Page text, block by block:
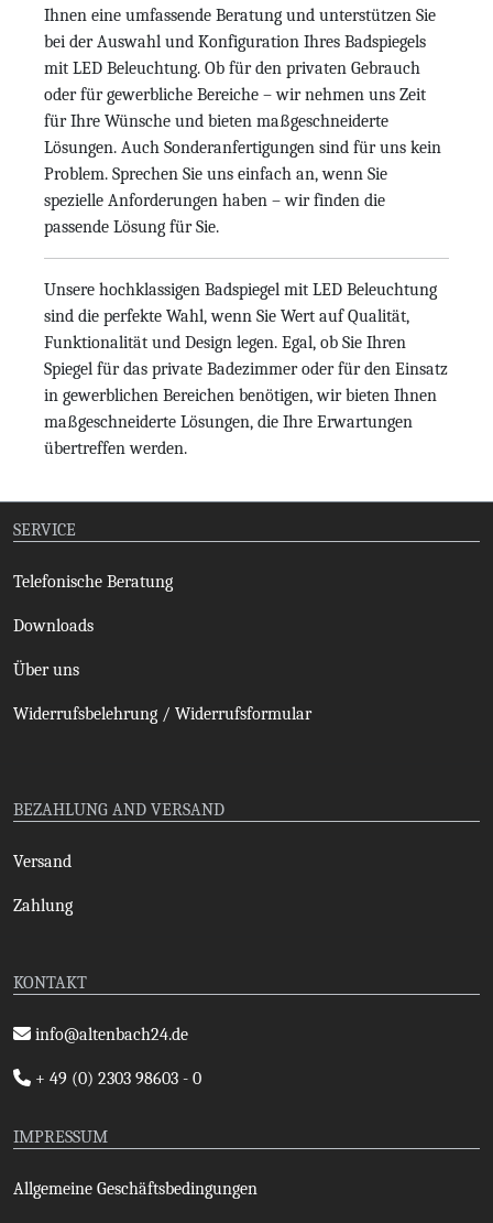
Ihnen eine umfassende Beratung und unterstützen Sie
bei der Auswahl und Konfiguration Ihres Badspiegels
mit LED Beleuchtung. Ob für den privaten Gebrauch
oder für gewerbliche Bereiche – wir nehmen uns Zeit
für Ihre Wünsche und bieten maßgeschneiderte
Lösungen. Auch Sonderanfertigungen sind für uns kein
Problem. Sprechen Sie uns einfach an, wenn Sie
spezielle Anforderungen haben – wir finden die
passende Lösung für Sie.
Unsere hochklassigen Badspiegel mit LED Beleuchtung
sind die perfekte Wahl, wenn Sie Wert auf Qualität,
Funktionalität und Design legen. Egal, ob Sie Ihren
Spiegel für das private Badezimmer oder für den Einsatz
in gewerblichen Bereichen benötigen, wir bieten Ihnen
maßgeschneiderte Lösungen, die Ihre Erwartungen
übertreffen werden.
SERVICE
Telefonische Beratung
Downloads
Über uns
Widerrufsbelehrung / Widerrufsformular
BEZAHLUNG AND VERSAND
Versand
Zahlung
KONTAKT
info@altenbach24.de
+ 49 (0) 2303 98603 - 0
IMPRESSUM
Allgemeine Geschäftsbedingungen